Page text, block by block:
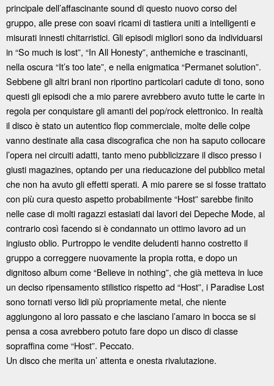
principale dell’affascinante sound di questo nuovo corso del
gruppo, alle prese con soavi ricami di tastiera uniti a intelligenti e
misurati innesti chitarristici. Gli episodi migliori sono da individuarsi
in “So much is lost”, “In All Honesty”, anthemiche e trascinanti,
nella oscura “It’s too late”, e nella enigmatica “Permanet solution”.
Sebbene gli altri brani non riportino particolari cadute di tono, sono
questi gli episodi che a mio parere avrebbero avuto tutte le carte in
regola per conquistare gli amanti del pop/rock elettronico. In realtà
il disco è stato un autentico flop commerciale, molte delle colpe
vanno destinate alla casa discografica che non ha saputo collocare
l’opera nei circuiti adatti, tanto meno pubblicizzare il disco presso i
giusti magazines, optando per una rieducazione del pubblico metal
che non ha avuto gli effetti sperati. A mio parere se si fosse trattato
con più cura questo aspetto probabilmente “Host” sarebbe finito
nelle case di molti ragazzi estasiati dai lavori dei Depeche Mode, al
contrario così facendo si è condannato un ottimo lavoro ad un
ingiusto oblio. Purtroppo le vendite deludenti hanno costretto il
gruppo a correggere nuovamente la propia rotta, e dopo un
dignitoso album come “Believe in nothing”, che già metteva in luce
un deciso ripensamento stilistico rispetto ad “Host”, i Paradise Lost
sono tornati verso lidi più propriamente metal, che niente
aggiungono al loro passato e che lasciano l’amaro in bocca se si
pensa a cosa avrebbero potuto fare dopo un disco di classe
sopraffina come “Host”. Peccato.
Un disco che merita un’ attenta e onesta rivalutazione.